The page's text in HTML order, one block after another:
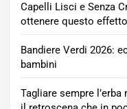
Capelli Lisci e Senza
ottenere questo effetto
Bandiere Verdi 2026:
bambini
Tagliare sempre